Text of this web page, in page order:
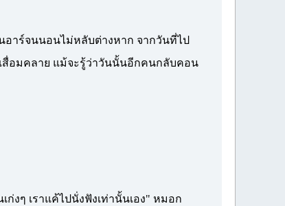
าร์จนนอนไม่หลับต่างหาก จากวันที่ไป
สื่อมคลาย แม้จะรู้ว่าวันนั้นอีกคนกลับคอน
ๆ เราแค้ไปนั่งฟังเท่านั้นเอง" หมอก